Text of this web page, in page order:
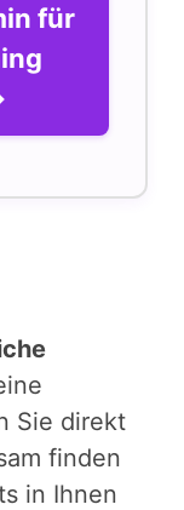
für
Sie direkt
finden
in Ihnen